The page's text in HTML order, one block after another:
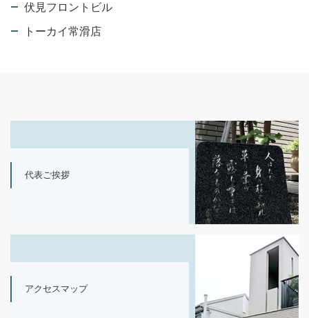
伏見フロントビル
トーカイ常滑店
代表ご挨拶
アクセスマップ